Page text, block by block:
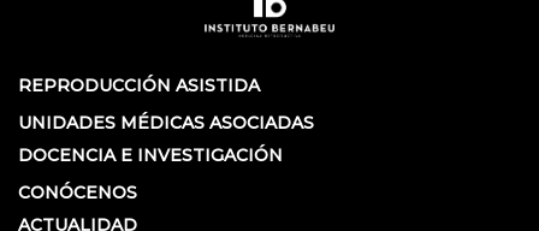
REPRODUCCIÓN ASISTIDA
UNIDADES MÉDICAS ASOCIADAS
DOCENCIA E INVESTIGACIÓN
CONÓCENOS
ACTUALIDAD